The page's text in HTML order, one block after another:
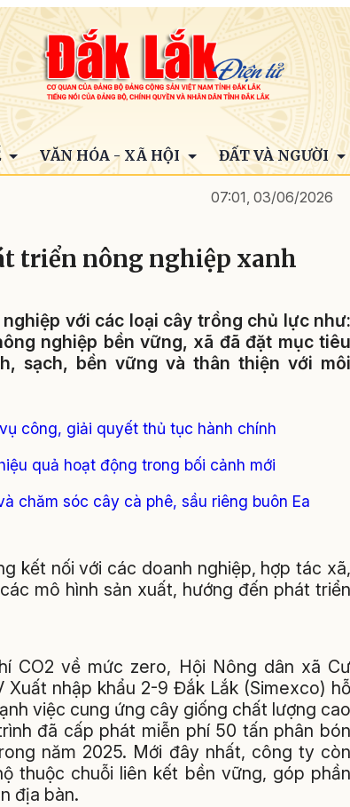
VĂN HÓA - XÃ HỘI ĐẤT VÀ NGƯỜI
07:01, 03/06/2026
triển nông nghiệp xanh
với các loại cây trồng chủ lực như:
nghiệp bền vững, xã đã đặt mục tiêu
sạch, bền vững và thân thiện với môi
công, giải quyết thủ tục hành chính
quả hoạt động trong bối cảnh mới
chăm sóc cây cà phê, sầu riêng buôn Ea
kết nối với các doanh nghiệp, hợp tác xã,
mô hình sản xuất, hướng đến phát triển
CO2 về mức zero, Hội Nông dân xã Cư
nhập khẩu 2-9 Đắk Lắk (Simexco) hỗ
việc cung ứng cây giống chất lượng cao
đã cấp phát miễn phí 50 tấn phân bón
năm 2025. Mới đây nhất, công ty còn
thuộc chuỗi liên kết bền vững, góp phần
địa bàn.